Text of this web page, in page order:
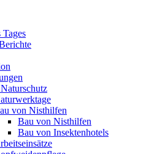
von Nisthilfen
Bau von Nisthilfen
Bau von Insektenhotels